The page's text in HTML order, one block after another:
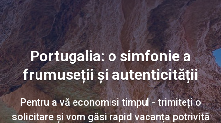
Portugalia: o simfonie a
frumuseții și autenticității
Pentru a vă economisi timpul - trimiteți o
solicitare și vom găsi rapid vacanța potrivită